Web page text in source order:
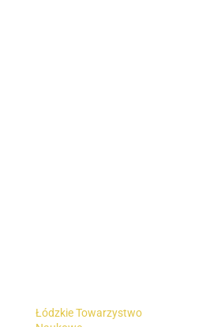
Łódzkie Towarzystwo